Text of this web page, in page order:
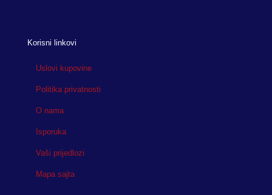
Korisni linkovi
Uslovi kupovine
Politika privatnosti
O nama
Isporuka
Vaši prijedlozi
Mapa sajta